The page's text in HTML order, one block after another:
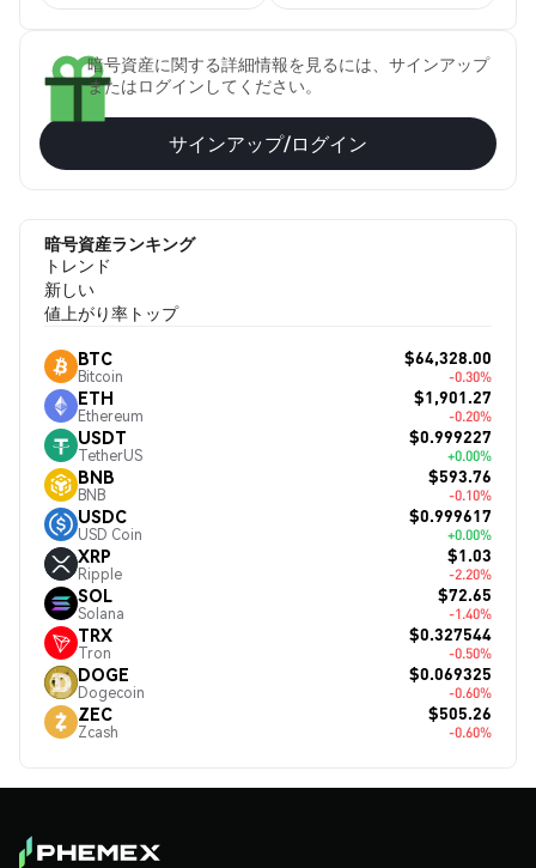
暗号資産に関する詳細情報を見るには、サインアップ
またはログインしてください。
サインアップ/ログイン
暗号資産ランキング
トレンド
新しい
値上がり率トップ
BTC
Bitcoin
$64,328.00
-0.30%
ETH
Ethereum
$1,901.27
-0.20%
USDT
TetherUS
$0.999227
+0.00%
BNB
BNB
$593.76
-0.10%
USDC
USD Coin
$0.999617
+0.00%
XRP
Ripple
$1.03
-2.20%
SOL
Solana
$72.65
-1.40%
TRX
Tron
$0.327544
-0.50%
DOGE
Dogecoin
$0.069325
-0.60%
ZEC
Zcash
$505.26
-0.60%